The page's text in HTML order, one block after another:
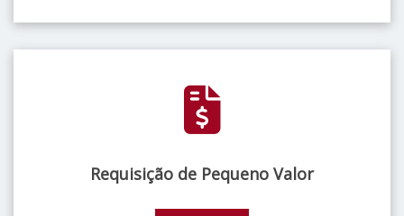
Requisição de Pequeno Valor